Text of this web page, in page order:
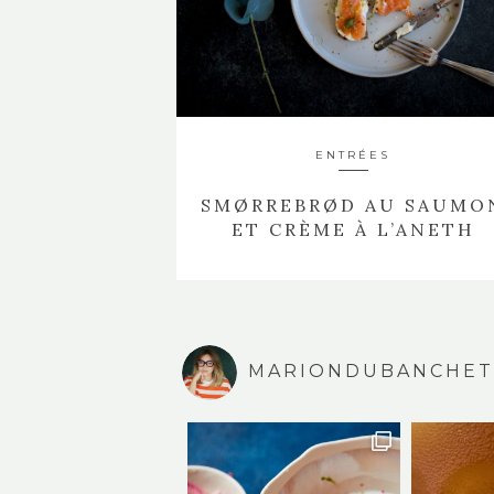
ENTRÉES
SMØRREBRØD AU
ET CRÈME À L’ANETH
MARIONDUBANCHET